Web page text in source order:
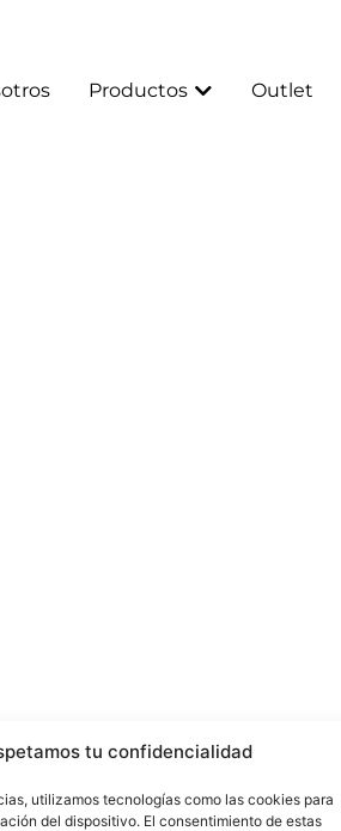
tu confidencialidad
utilizamos tecnologías como las cookies para
del dispositivo. El consentimiento de estas
Productos Outlet